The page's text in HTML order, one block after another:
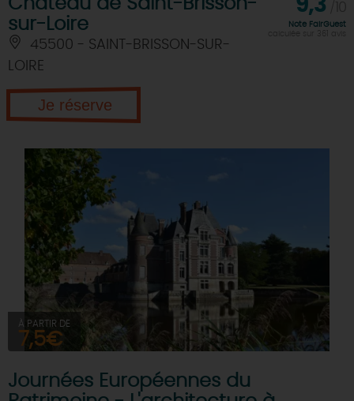
sur-Loire
45500 - SAINT-BRISSON-SUR-
LOIRE
9,3
Note FairGuest
Je réserve
À PARTIR DE
7,5€
Journées Européennes du